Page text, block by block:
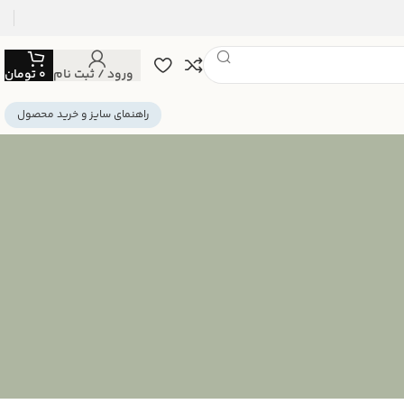
ورود / ثبت نام 0تومان
راهنمای سایز و خرید محصول